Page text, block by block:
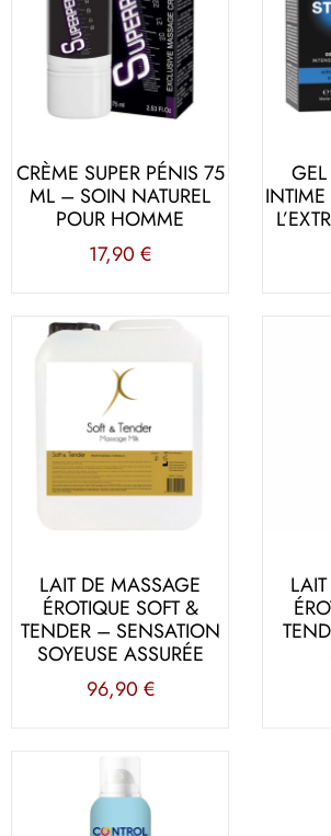
CRÈME SUPER PÉNIS 75
ML – SOIN NATUREL
POUR HOMME
17,90 €
LAIT DE MASSAGE
ÉROTIQUE SOFT &
TENDER – SENSATION
SOYEUSE ASSURÉE
96,90 €